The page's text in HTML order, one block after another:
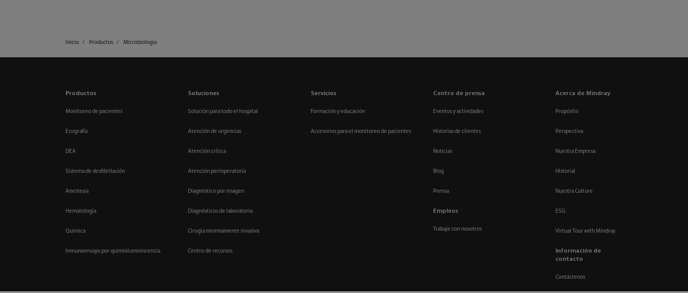
Inicio Productos Microbiología
Productos
Monitoreo de pacientes
Ecografía
DEA
Sistema de desfibrilación
Anestesia
Hematología
Química
Inmunoensayo por quimioluminiscencia
Soluciones
Solución para todo el hospital
Atención de urgencias
Atención crítica
Atención perioperatoria
Diagnóstico por imagen
Diagnósticos de laboratorio
Cirugía mínimamente invasiva
Centro de recursos
Servicios
Formación y educación
Accesorios para el monitoreo de pacientes
Centro de prensa
Eventos y actividades
Historias de clientes
Noticias
Blog
Prensa
Empleos
Trabaje con nosotros
Acerca de Mindray
Propósito
Perspectiva
Nuestra Empresa
Historial
Nuestra Culture
ESG
Virtual Tour with Mindray
Información de
contacto
Contáctenos